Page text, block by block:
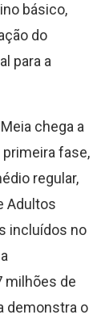
básico,
do
para a
chega a
fase,
regular,
Adultos
incluídos no
milhões de
demonstra o